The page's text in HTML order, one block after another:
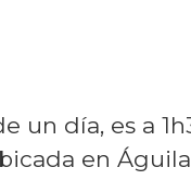
un día, es a
en